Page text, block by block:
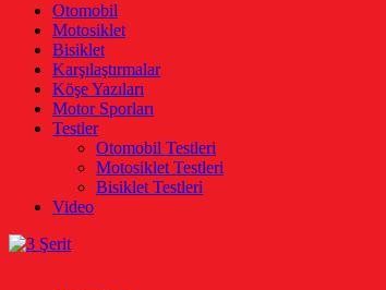
3 Şerit
Otomobil, Motosiklet, Bisiklet
Otomobil
Motosiklet
Bisiklet
Karşılaştırmalar
Köşe Yazıları
Motor Sporları
Testler
Otomobil Testleri
Motosiklet Testleri
Bisiklet Testleri
Video